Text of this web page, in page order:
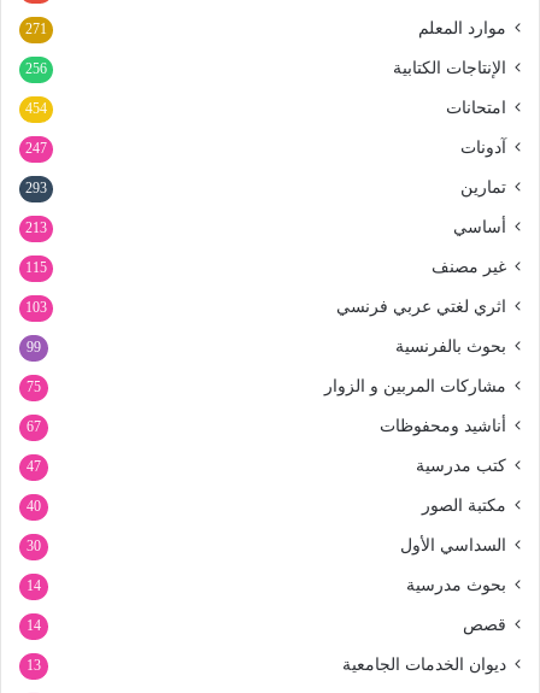
موارد المعلم 271
الإنتاجات الكتابية 256
امتحانات 454
آدونات 247
تمارين 293
أساسي 213
غير مصنف 115
اثري لغتي عربي فرنسي 103
بحوث بالفرنسية 99
مشاركات المربين و الزوار 75
أناشيد ومحفوظات 67
كتب مدرسية 47
مكتبة الصور 40
السداسي الأول 30
بحوث مدرسية 14
قصص 14
ديوان الخدمات الجامعية 13